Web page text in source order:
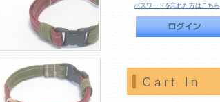
パスワードを忘れた方はこちら